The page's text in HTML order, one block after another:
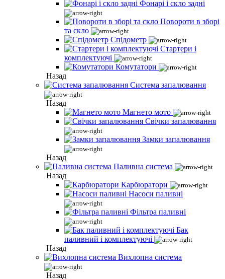
Фонарі і скло задні
Повороти в зборі
та скло
Спідометр
Стартери і
комплектуючі
Комутатори
Назад
Система запалювання
Назад
Магнето мото
Свічки запалювання
Замки запалювання
Назад
Паливна система
Назад
Карбюратори
Насоси паливні
Фільтра паливні
Бак
паливний і комплектуючі
Назад
Вихлопна система
Назад